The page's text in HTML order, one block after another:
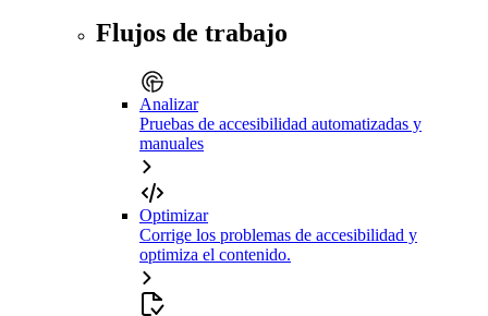
Flujos de trabajo
Analizar
Pruebas de accesibilidad automatizadas y
manuales
Optimizar
Corrige los problemas de accesibilidad y
optimiza el contenido.